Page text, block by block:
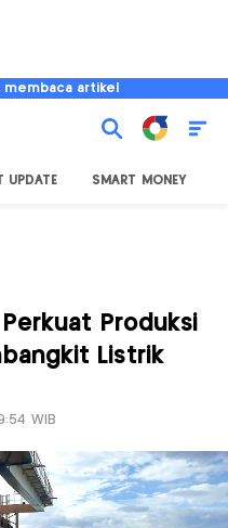
artikel
UPDATE SMART MONEY
Perkuat Produksi
Listrik
WIB